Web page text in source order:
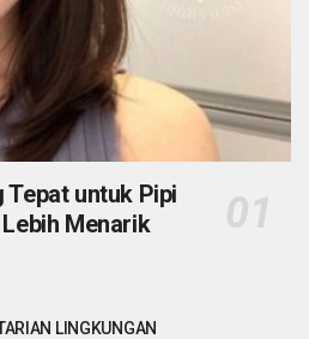
Tepat untuk Pipi
Menarik
LINGKUNGAN